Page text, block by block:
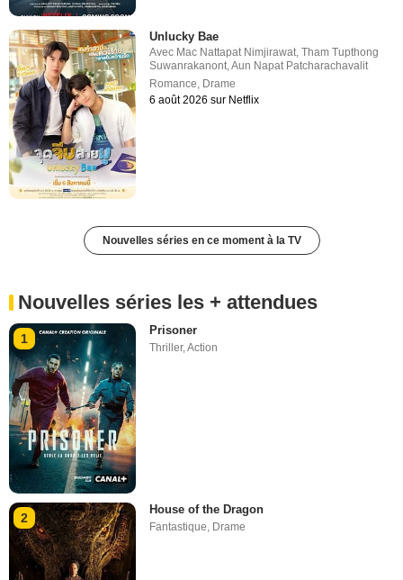
Unlucky Bae
Avec Mac Nattapat Nimjirawat,Tham Tupthong
Suwanrakanont,Aun Napat Patcharachavalit
Romance, Drame
6 août 2026 sur Netflix
Nouvelles séries en ce moment à la TV
Nouvelles séries les + attendues
1
Prisoner
Thriller,Action
2
House of the Dragon
Fantastique Drame